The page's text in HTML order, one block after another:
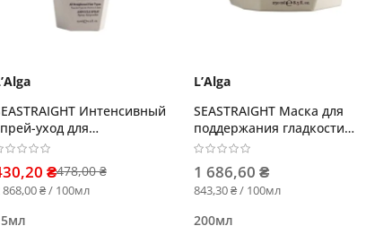
Интенсивный
уход для
волос
₴478,00 ₴
868,00 ₴ / 100мл
L’Alga
SEASTRAIGHT Маска для
поддержания гладкости
выпрямленных волос
1 686,60 ₴
843,30 ₴ / 100мл
200мл